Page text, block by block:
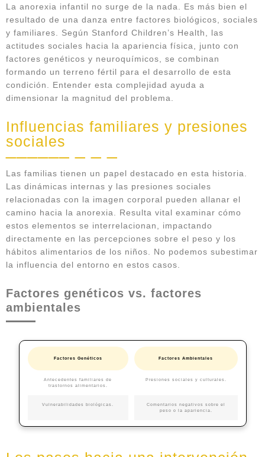
La anorexia infantil no surge de la nada. Es más bien el
resultado de una danza entre factores biológicos, sociales
y familiares. Según Stanford Children’s Health, las
actitudes sociales hacia la apariencia física, junto con
factores genéticos y neuroquímicos, se combinan
formando un terreno fértil para el desarrollo de esta
condición. Entender esta complejidad ayuda a
dimensionar la magnitud del problema.
Influencias familiares y presiones
sociales
Las familias tienen un papel destacado en esta historia.
Las dinámicas internas y las presiones sociales
relacionadas con la imagen corporal pueden allanar el
camino hacia la anorexia. Resulta vital examinar cómo
estos elementos se interrelacionan, impactando
directamente en las percepciones sobre el peso y los
hábitos alimentarios de los niños. No podemos subestimar
la influencia del entorno en estos casos.
Factores genéticos vs. factores
ambientales
Factores Genéticos Factores Ambientales
Antecedentes familiares de
trastornos alimentarios.
Presiones sociales y culturales.
Vulnerabilidades biológicas.
Comentarios negativos sobre el
peso o la apariencia.